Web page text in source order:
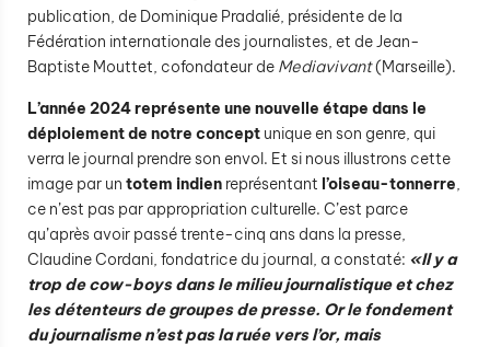
publication, de Dominique Pradalié, présidente de la
Fédération internationale des journalistes, et de Jean-
Baptiste Mouttet, cofondateur de Mediavivant(Marseille).
L’année 2024 représente une nouvelle étape dans le
déploiement de notre concept unique en son genre, qui
verra le journal prendre son envol. Et si nous illustrons cette
image par un totem indien représentant l’oiseau-tonnerre,
ce n’est pas par appropriation culturelle. C’est parce
qu’après avoir passé trente-cinq ans dans la presse,
Claudine Cordani, fondatrice du journal, a constaté: «Il y a
trop de cow-boys dans le milieu journalistique et chez
les détenteurs de groupes de presse. Or le fondement
du journalisme n’est pas la ruée vers l’or, mais